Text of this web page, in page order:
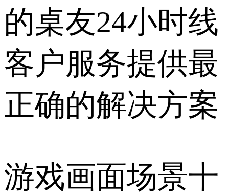
的桌友24小时线
客户服务提供最
正确的解决方案
游戏画面场景十